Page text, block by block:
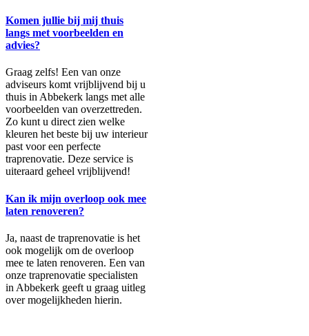
Komen jullie bij mij thuis
langs met voorbeelden en
advies?
Graag zelfs! Een van onze
adviseurs komt vrijblijvend bij u
thuis in Abbekerk langs met alle
voorbeelden van overzettreden.
Zo kunt u direct zien welke
kleuren het beste bij uw interieur
past voor een perfecte
traprenovatie. Deze service is
uiteraard geheel vrijblijvend!
Kan ik mijn overloop ook mee
laten renoveren?
Ja, naast de traprenovatie is het
ook mogelijk om de overloop
mee te laten renoveren. Een van
onze traprenovatie specialisten
in Abbekerk geeft u graag uitleg
over mogelijkheden hierin.